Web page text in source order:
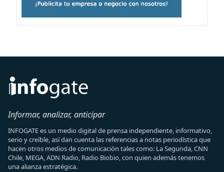
Informar, analizar, anticipar
INFOGATE es un medio digital de prensa independiente, informativo,
serio y creíble, así dan cuenta las referencias a notas periodística que
hacen otros medios de comunicación tales como: La Segunda, CNN
Chile, MEGA, ADN Radio, Radio Biobio, con quien además tenemos
una alianza estratégica.